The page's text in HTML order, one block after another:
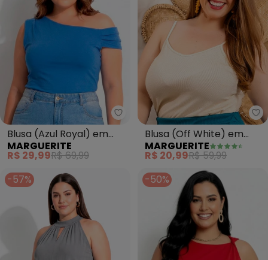
Marguerite - Blusa (Azul Royal)
Blusa (Azul Royal) em
Malha Fria
MARGUERITE
R$ 29,99R$ 69,99
Blusa (Off White) em
Malha Metalizada
MARGUERITE
R$ 20,99R$ 59,99
-57%
-50%